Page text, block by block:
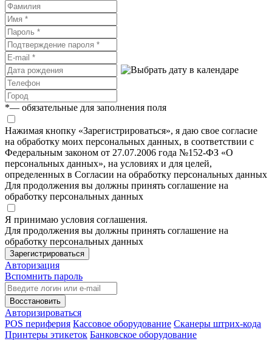
*— обязательные для заполнения поля
Нажимая кнопку «Зарегистрироваться», я даю свое согласие
на обработку моих персональных данных, в соответствии с
Федеральным законом от 27.07.2006 года №152-ФЗ «О
персональных данных», на условиях и для целей,
определенных в Согласии на обработку персональных данных
Для продолжения вы должны принять соглашение на
обработку персональных данных
Я принимаю условия соглашения.
Для продолжения вы должны принять соглашение на
обработку персональных данных
Зарегистрироваться
Авторизация
Вспомнить пароль
Восстановить
Авторизироваться
POS периферия Кассовое оборудование Сканеры штрих-кода
Принтеры этикеток Банковское оборудование